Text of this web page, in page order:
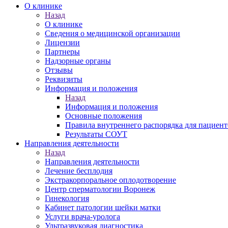
О клинике
Назад
О клинике
Сведения о медицинской организации
Лицензии
Партнеры
Надзорные органы
Отзывы
Реквизиты
Информация и положения
Назад
Информация и положения
Основные положения
Правила внутреннего распорядка для
Результаты СОУТ
Направления деятельности
Назад
Направления деятельности
Лечение бесплодия
Экстракорпоральное оплодотворение
Центр сперматологии Воронеж
Гинекология
Кабинет патологии шейки матки
Услуги врача-уролога
Ультразвуковая диагностика